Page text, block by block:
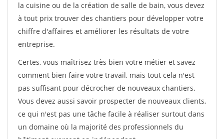
la cuisine ou de la création de salle de bain, vous devez
à tout prix trouver des chantiers pour développer votre
chiffre d'affaires et améliorer les résultats de votre
entreprise.
Certes, vous maîtrisez très bien votre métier et savez
comment bien faire votre travail, mais tout cela n'est
pas suffisant pour décrocher de nouveaux chantiers.
Vous devez aussi savoir prospecter de nouveaux clients,
ce qui n'est pas une tâche facile à réaliser surtout dans
un domaine où la majorité des professionnels du